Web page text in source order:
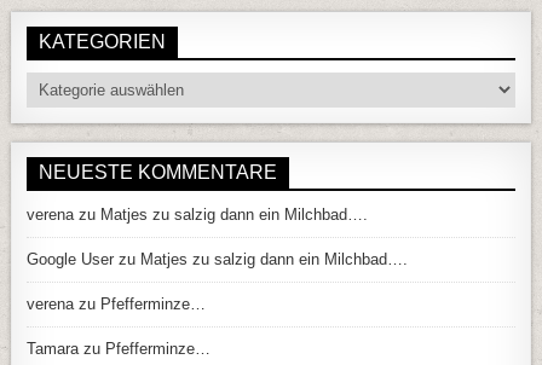
KATEGORIEN
Kategorien
NEUESTE KOMMENTARE
verenazu Matjes zu salzig dann ein Milchbad….
Google User zu Matjes zu salzig dann ein Milchbad….
verenazu Pfefferminze…
Tamarazu Pfefferminze…